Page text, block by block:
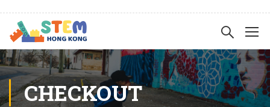
CHECKOUT